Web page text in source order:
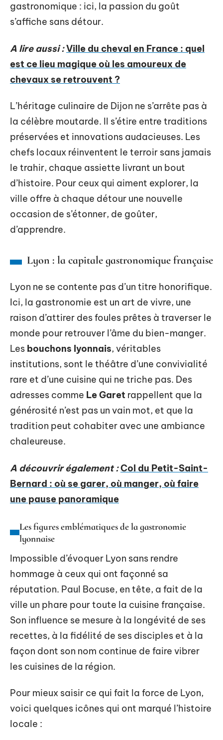
gastronomique : ici, la passion du goût
s’affiche sans détour.
A lire aussi :Ville du cheval en France : quel
est ce lieu magique où les amoureux de
chevaux se retrouvent ?
L’héritage culinaire de Dijon ne s’arrête pas à
la célèbre moutarde. Il s’étire entre traditions
préservées et innovations audacieuses. Les
chefs locaux réinventent le terroir sans jamais
le trahir, chaque assiette livrant un bout
d’histoire. Pour ceux qui aiment explorer, la
ville offre à chaque détour une nouvelle
occasion de s’étonner, de goûter,
d’apprendre.
Lyon : la capitale gastronomique française
Lyon ne se contente pas d’un titre honorifique.
Ici, la gastronomie est un art de vivre, une
raison d’attirer des foules prêtes à traverser le
monde pour retrouver l’âme du bien-manger.
Les bouchons lyonnais, véritables
institutions, sont le théâtre d’une convivialité
rare et d’une cuisine qui ne triche pas. Des
adresses comme Le Garet rappellent que la
générosité n’est pas un vain mot, et que la
tradition peut cohabiter avec une ambiance
chaleureuse.
A découvrir également :Col du Petit-Saint-
Bernard : où se garer, où manger, où faire
une pause panoramique
Les figures emblématiques de la gastronomie
lyonnaise
Impossible d’évoquer Lyon sans rendre
hommage à ceux qui ont façonné sa
réputation. Paul Bocuse, en tête, a fait de la
ville un phare pour toute la cuisine française.
Son influence se mesure à la longévité de ses
recettes, à la fidélité de ses disciples et à la
façon dont son nom continue de faire vibrer
les cuisines de la région.
Pour mieux saisir ce qui fait la force de Lyon,
voici quelques icônes qui ont marqué l’histoire
locale :